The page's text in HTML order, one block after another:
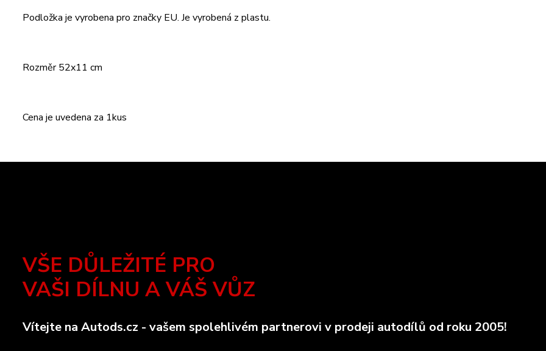
Podložka je vyrobena pro značky EU. Je vyrobená z plastu.
Rozměr 52x11 cm
Cena je uvedena za 1kus
VŠE DŮLEŽITÉ PRO
VAŠI DÍLNU A VÁŠ VŮZ
Vítejte na Autods.cz - vašem spolehlivém partnerovi v prodeji autodílů od roku 2005!